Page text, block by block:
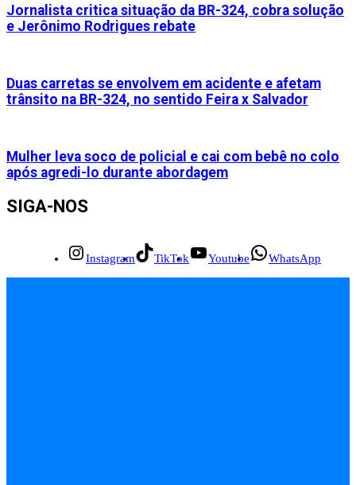
Jornalista critica situação da BR-324, cobra solução
e Jerônimo Rodrigues rebate
Duas carretas se envolvem em acidente e afetam
trânsito na BR-324, no sentido Feira x Salvador
Mulher leva soco de policial e cai com bebê no colo
após agredi-lo durante abordagem
SIGA-NOS
Instagram TikTok Youtube WhatsApp